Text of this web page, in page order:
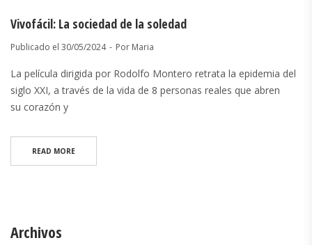
Vivofácil: La sociedad de la soledad
Publicado el 30/05/2024 Por Maria
La película dirigida por Rodolfo Montero retrata la epidemia del
siglo XXI, a través de la vida de 8 personas reales que abren
su corazón y
READ MORE
Archivos